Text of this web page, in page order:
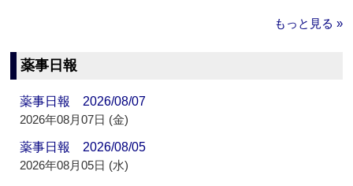
もっと見る »
薬事日報
薬事日報 2026/08/07
2026年08月07日 (金)
薬事日報 2026/08/05
2026年08月05日 (水)